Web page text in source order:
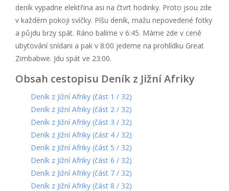
deník vypadne elektřina asi na čtvrt hodinky. Proto jsou zde
v každém pokoji svíčky. Píšu deník, mažu nepovedené fotky
a půjdu brzy spát. Ráno balíme v 6:45. Máme zde v ceně
ubytování snídani a pak v 8:00 jedeme na prohlídku Great
Zimbabwe. Jdu spát ve 23:00.
Obsah cestopisu Deník z Jižní Afriky
Deník z Jižní Afriky (část 1 / 32)
Deník z Jižní Afriky (část 2 / 32)
Deník z Jižní Afriky (část 3 / 32)
Deník z Jižní Afriky (část 4 / 32)
Deník z Jižní Afriky (část 5 / 32)
Deník z Jižní Afriky (část 6 / 32)
Deník z Jižní Afriky (část 7 / 32)
Deník z Jižní Afriky (část 8 / 32)